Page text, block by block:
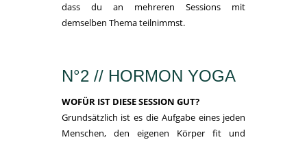
dass du an mehreren Sessions mit
demselben Thema teilnimmst.
N°2 // HORMON YOGA
WOFÜR IST DIESE SESSION GUT?
Grundsätzlich ist es die Aufgabe eines jeden
Menschen, den eigenen Körper fit und